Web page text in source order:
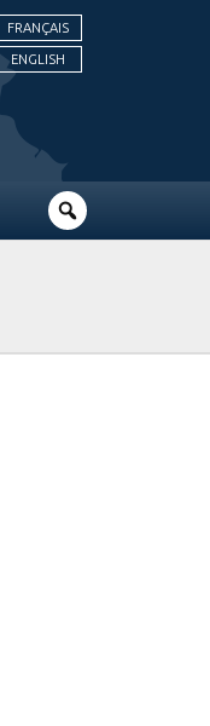
FRANÇAIS
ENGLISH